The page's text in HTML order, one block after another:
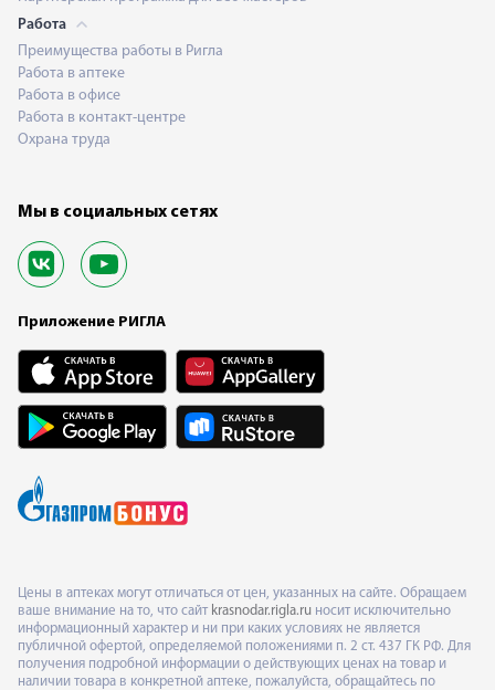
Работа
Преимущества работы в Ригла
Работа в аптеке
Работа в офисе
Работа в контакт-центре
Охрана труда
Мы в социальных сетях
Приложение РИГЛА
Цены в аптеках могут отличаться от цен, указанных на сайте. Обращаем
ваше внимание на то, что сайт krasnodar.rigla.ru носит исключительно
информационный характер и ни при каких условиях не является
публичной офертой, определяемой положениями п. 2 ст. 437 ГК РФ. Для
получения подробной информации о действующих ценах на товар и
наличии товара в конкретной аптеке, пожалуйста, обращайтесь по